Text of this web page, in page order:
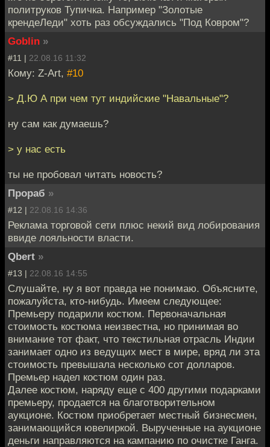
политруков Тупичка. Например "Золотые
крендеЛеди" хоть раз обсуждались "Под Ковром"?
Goblin »
#11 | 22.08.16 11:32
Кому: Z-Art, #10
> Д.Ю А при чем тут индийские "Навальные"?
ну сам как думаешь?
> у нас есть
ты не пробовал читать новость?
Прораб »
#12 | 22.08.16 14:36
Реклама торговой сети плюс некий вид лобирования
ввиде лояльности власти.
Qbert »
#13 | 22.08.16 14:55
Слушайте, ну я вот правда не понимаю. Объясните,
пожалуйста, кто-нибудь. Имеем следующее:
Премьеру подарили костюм. Первоначальная
стоимость костюма неизвестна, но принимая во
внимание тот факт, что текстильная отрасль Индии
занимает одно из ведущих мест в мире, вряд ли эта
стоимость превышала несколько сот долларов.
Премьер надел костюм один раз.
Далее костюм, наряду еще с 400 другими подарками
премьеру, продается на благотворительном
аукционе. Костюм приобретает местный бизнесмен,
занимающийся ювелиркой. Вырученные на аукционе
деньги направляются на кампанию по очистке Ганга.